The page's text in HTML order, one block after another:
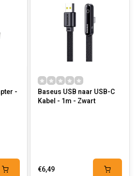
-
Baseus USB naar USB-C
Kabel - 1m - Zwart
€6,49